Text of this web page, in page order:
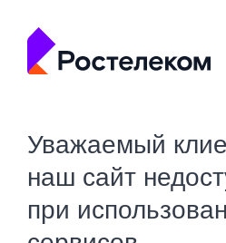
Уважаемый
наш сайт
при